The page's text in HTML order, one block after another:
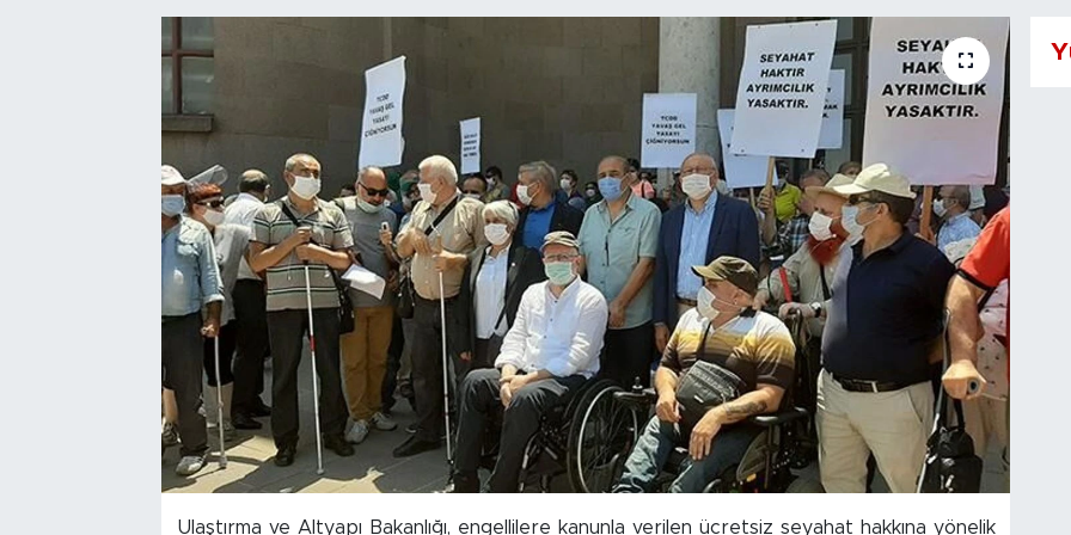
Ulaştırma ve Altyapı Bakanlığı, engellilere kanunla verilen ücretsiz seyahat hakkına yönelik